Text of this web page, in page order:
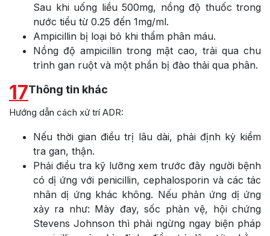
Sau khi uống liều 500mg, nồng độ thuốc trong
nước tiểu từ 0.25 đến 1mg/ml.
Ampicillin bị loại bỏ khi thẩm phân máu.
Nồng độ ampicillin trong mật cao, trải qua chu
trình gan ruột và một phần bị đào thải qua phân.
17Thông tin khác
Hướng dẫn cách xử trí ADR:
Nếu thời gian điều trị lâu dài, phải định kỳ kiểm
tra gan, thận.
Phải điều tra kỹ lưỡng xem trước đây người bệnh
có dị ứng với penicillin, cephalosporin và các tác
nhân dị ứng khác không. Nếu phản ứng dị ứng
xảy ra như: Mày đay, sốc phản vệ, hội chứng
Stevens Johnson thì phải ngừng ngay biện pháp